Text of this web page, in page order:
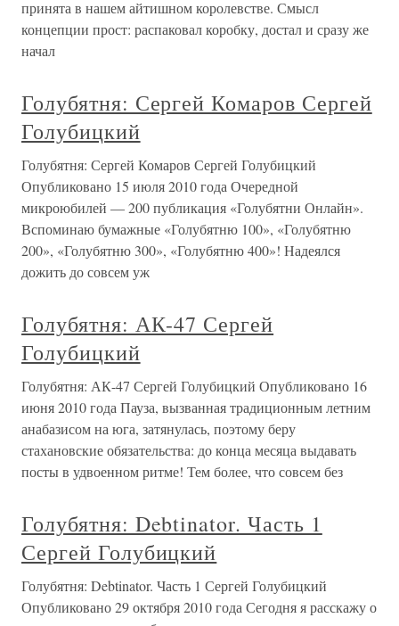
принята в нашем айтишном королевстве. Смысл
концепции прост: распаковал коробку, достал и сразу же
начал
Голубятня: Сергей Комаров Сергей
Голубицкий
Голубятня: Сергей Комаров Сергей Голубицкий
Опубликовано 15 июля 2010 года Очередной
микроюбилей — 200 публикация «Голубятни Онлайн».
Вспоминаю бумажные «Голубятню 100», «Голубятню
200», «Голубятню 300», «Голубятню 400»! Надеялся
дожить до совсем уж
Голубятня: АК-47 Сергей
Голубицкий
Голубятня: АК-47 Сергей Голубицкий Опубликовано 16
июня 2010 года Пауза, вызванная традиционным летним
анабазисом на юга, затянулась, поэтому беру
стахановские обязательства: до конца месяца выдавать
посты в удвоенном ритме! Тем более, что совсем без
Голубятня: Debtinator. Часть 1
Сергей Голубицкий
Голубятня: Debtinator. Часть 1 Сергей Голубицкий
Опубликовано 29 октября 2010 года Сегодня я расскажу о